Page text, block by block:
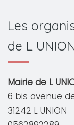
Les
de L
Mairie de L
6 bis avenue
31242 L UNION